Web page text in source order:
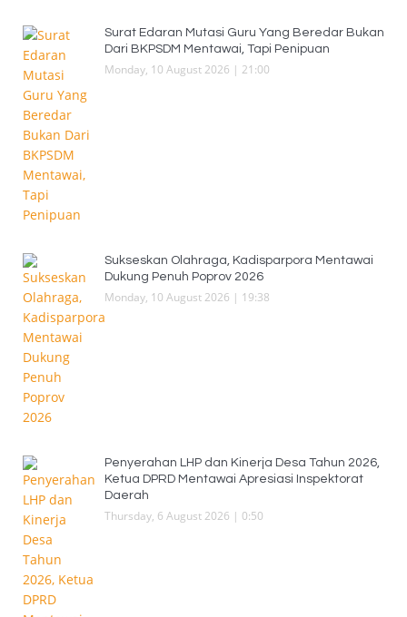
Surat Edaran Mutasi Guru Yang Beredar Bukan
Dari BKPSDM Mentawai, Tapi Penipuan
Monday, 10 August 2026 | 21:00
Sukseskan Olahraga, Kadisparpora Mentawai
Dukung Penuh Poprov 2026
Monday, 10 August 2026 | 19:38
Penyerahan LHP dan Kinerja Desa Tahun 2026,
Ketua DPRD Mentawai Apresiasi Inspektorat
Daerah
Thursday, 6 August 2026 | 0:50